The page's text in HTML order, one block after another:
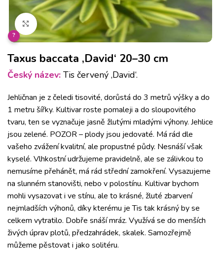
Klikněte pro zvětšení
?
Taxus baccata ‚David‘ 20–30 cm
Český název: Tis červený ‚David‘.
Jehličnan je z čeledi tisovité, dorůstá do 3 metrů výšky a do
1 metru šířky. Kultivar roste pomaleji a do sloupovitého
tvaru, ten se vyznačuje jasně žlutými mladými výhony. Jehlice
jsou zelené. POZOR – plody jsou jedovaté. Má rád dle
vašeho zvážení kvalitní, ale propustné půdy. Nesnáší však
kyselé. Vlhkostní udržujeme pravidelně, ale se zálivkou to
nemusíme přehánět, má rád střední zamokření. Vysazujeme
na slunném stanovišti, nebo v polostínu. Kultivar bychom
mohli vysazovat i ve stínu, ale to krásné, žluté zbarvení
nejmladších výhonů, díky kterému je Tis tak krásný by se
celkem vytratilo. Dobře snáší mráz. Využívá se do menších
živých úprav plotů, předzahrádek, skalek. Samozřejmě
můžeme pěstovat i jako solitéru.